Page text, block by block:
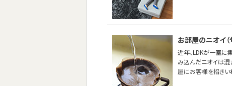
お部屋のニオイ（
近年、LDKが一室に
み込んだニオイは混
屋にお客様を招きい